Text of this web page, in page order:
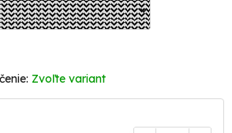
Zvoľte variant